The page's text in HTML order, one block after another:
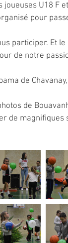
joueuses U18 F
pour
participer. Et
de notre
de
de
de magnifiques